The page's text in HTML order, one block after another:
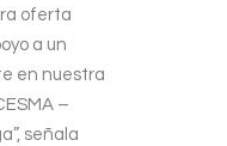
oferta
a un
en nuestra
–
señala